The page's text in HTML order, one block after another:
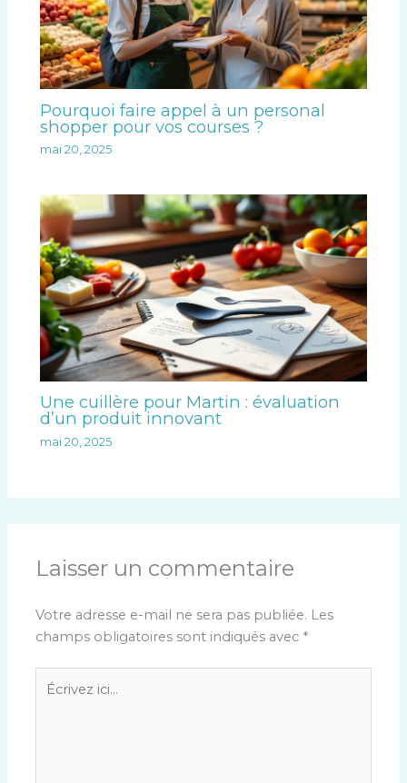
Pourquoi faire appel à un personal
shopper pour vos courses ?
mai 20, 2025
Une cuillère pour Martin : évaluation
d’un produit innovant
mai 20, 2025
Laisser un commentaire
Votre adresse e-mail ne sera pas publiée. Les
champs obligatoires sont indiqués avec *
Écrivez
ici…